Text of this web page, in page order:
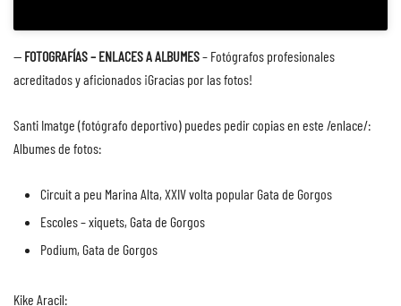
— FOTOGRAFÍAS – ENLACESAALBUMES– Fotógrafos profesionales
acreditados y aficionados ¡Gracias por las fotos!
Santi Imatge (fotógrafo deportivo) puedes pedir copias en este /enlace/:
Albumes de fotos:
Circuit a peu Marina Alta, XXIV volta popular Gata de Gorgos
Escoles – xiquets, Gata de Gorgos
Podium, Gata de Gorgos
Kike Aracil: